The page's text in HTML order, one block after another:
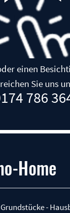
einen
Sie uns
786
Home
-